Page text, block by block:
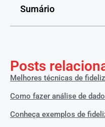
Sumário
Posts
Melhores técnicas de
Como fazer análise de
Conheça exemplos de